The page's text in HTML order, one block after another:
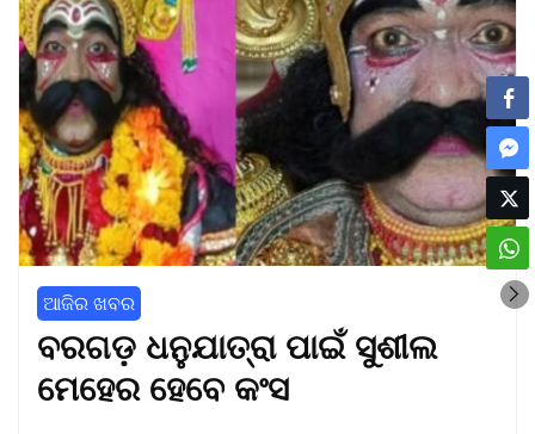
ଆଜିର ଖବର
ବରଗଡ଼ ଧନୁଯାତ୍ରା ପାଇଁ ସୁଶୀଲ
ମେହେର ହେବେ କଂସ